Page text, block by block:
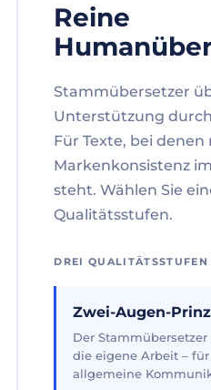
Reine
Stammübersetzer
Unterstützung
Für Texte, bei denen
Markenkonsistenz
steht. Wählen Sie
Qualitätsstufen.
DREI QUALITÄTSSTUFEN
Zwei-Augen-
Der
die eigene Arbeit –
allgemeine